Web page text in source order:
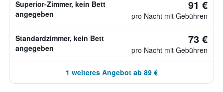
Superior-Zimmer, kein Bett
angegeben
91 €
pro Nacht mit Gebühren
Standardzimmer, kein Bett
angegeben
73 €
pro Nacht mit Gebühren
1 weiteres Angebot ab 89 €